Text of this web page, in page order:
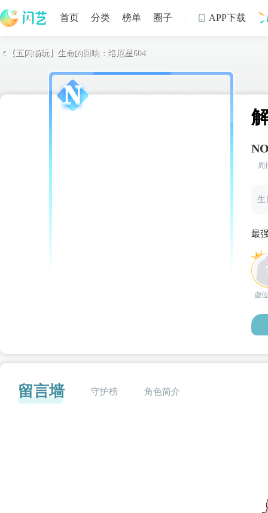
首页 分类 榜单 圈子  APP下载
 【五闪畅玩】生命的回响：络厄星604
周
生
最
虚
留言墙 守护榜 角色简介